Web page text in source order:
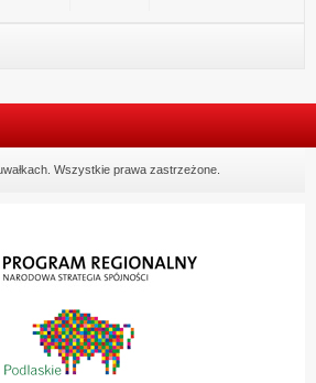
Wszystkie prawa zastrzeżone.